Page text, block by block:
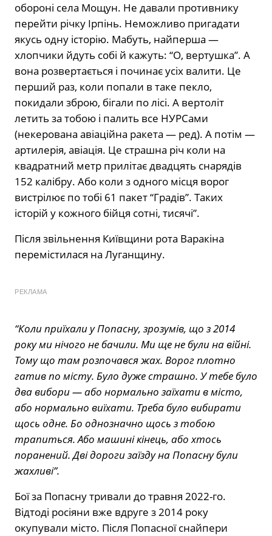
обороні села Мощун. Не давали противнику
перейти річку Ірпінь. Неможливо пригадати
якусь одну історію. Мабуть, найперша —
хлопчики йдуть собі й кажуть: “О, вертушка”. А
вона розвертається і починає усіх валити. Це
перший раз, коли попали в таке пекло,
покидали зброю, бігали по лісі. А вертоліт
летить за тобою і палить все НУРСами
(некерована авіаційна ракета — ред). А потім —
артилерія, авіація. Це страшна річ коли на
квадратний метр прилітає двадцять снарядів
152 калібру. Або коли з одного місця ворог
вистрілює по тобі 61 пакет “Градів”. Таких
історій у кожного бійця сотні, тисячі”.
Після звільнення Київщини рота Варакіна
перемістилася на Луганщину.
РЕКЛАМА
“Коли приїхали у Попасну, зрозумів, що з 2014
року ми нічого не бачили. Ми ще не були на війні.
Тому що там розпочався жах. Ворог плотно
гатив по місту. Було дуже страшно. У тебе було
два вибори — або нормально заїхати в місто,
або нормально виїхати. Треба було вибирати
щось одне. Бо однозначно щось з тобою
трапиться. Або машині кінець, або хтось
поранений. Дві дороги заїзду на Попасну були
жахливі”.
Бої за Попасну тривали до травня 2022-го.
Відтоді росіяни вже вдруге з 2014 року
окупували місто. Після Попасної снайпери